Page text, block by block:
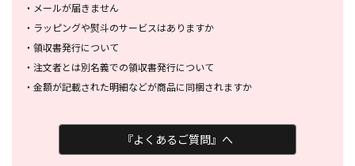
・ メールが届きません
・ ラッピングや熨斗のサービスはありますか
・ 領収書発行について
・ 注文者とは別名義での領収書発行について
・ 金額が記載された明細などが商品に同梱されますか
『よくあるご質問』へ